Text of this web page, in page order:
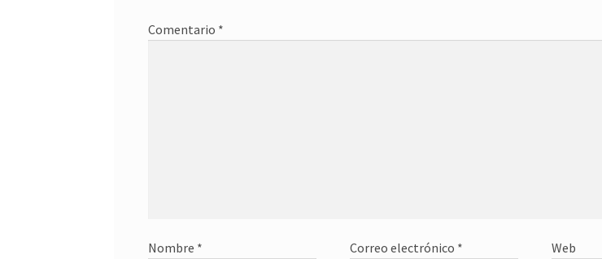
Comentario *
Nombre * Correo electrónico * Web